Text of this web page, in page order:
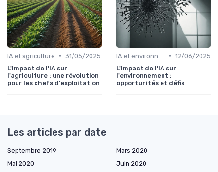
IA et agriculture • 31/05/2025
L'impact de l'IA sur
l'agriculture : une révolution
pour les chefs d'exploitation
• 12/06/2025
L'impact de l'IA sur
l'environnement :
opportunités et défis
Les articles par date
Septembre 2019
Mars 2020
Mai 2020
Juin 2020